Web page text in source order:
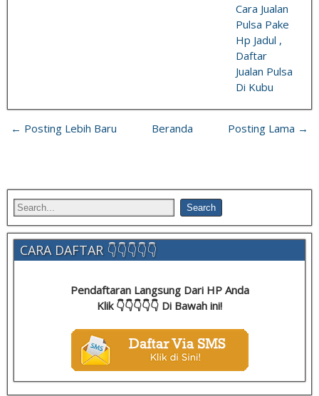
Cara Jualan
Pulsa Pake
Hp Jadul ,
Daftar
Jualan Pulsa
Di Kubu
← Posting Lebih Baru Posting Lama →
Beranda
CARA DAFTAR 👇👇👇👇👇
Pendaftaran Langsung Dari HP Anda
Klik 👇👇👇👇👇 Di Bawah ini!